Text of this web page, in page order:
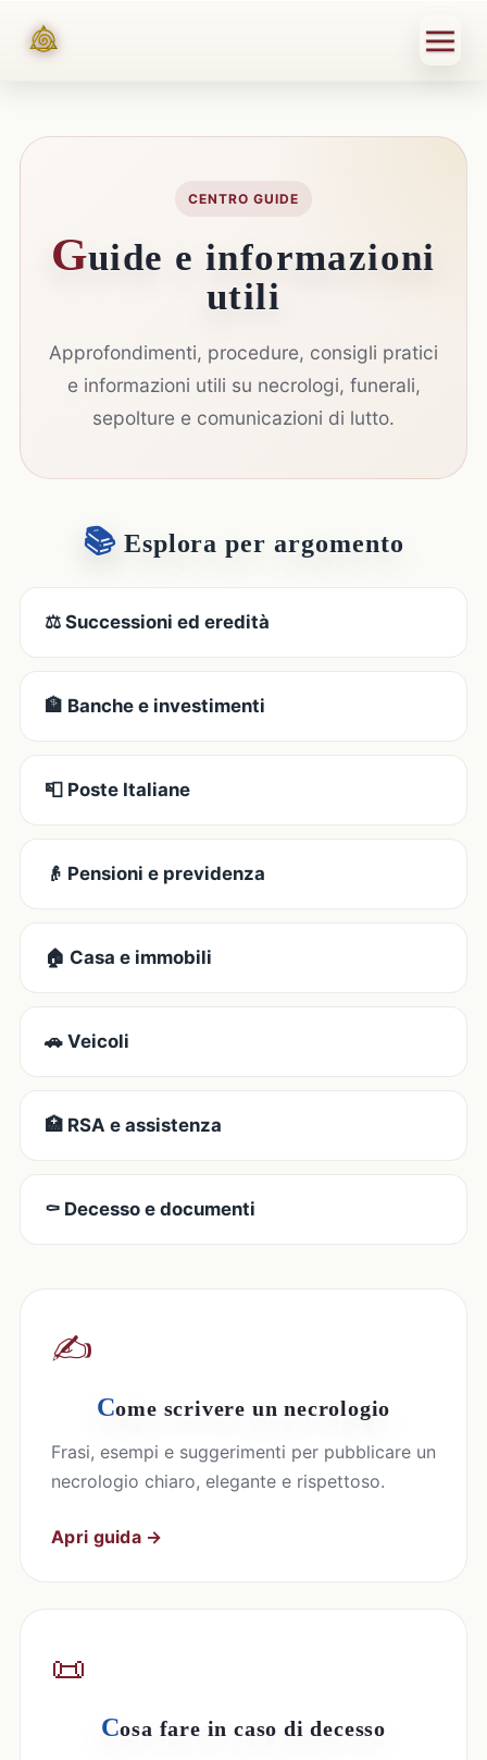
CENTRO GUIDE
Guide e informazioni
utili
Approfondimenti, procedure, consigli pratici
e informazioni utili su necrologi, funerali,
sepolture e comunicazioni di lutto.
📚Esplora per argomento
⚖️ Successioni ed eredità
🏦 Banche e investimenti
📮 Poste Italiane
👴 Pensioni e previdenza
🏠 Casa e immobili
🚗 Veicoli
🏥 RSA e assistenza
⚰️ Decesso e documenti
✍️
Come scrivere un necrologio
Frasi, esempi e suggerimenti per pubblicare un
necrologio chiaro, elegante e rispettoso.
Apri guida →
📜
Cosa fare in caso di decesso